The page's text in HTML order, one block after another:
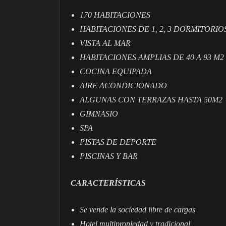
170 HABITACIONES
HABITACIONES DE 1, 2, 3
VISTA AL MAR
HABITACIONES AMPLIAS DE 40 A 93 M2
COCINA EQUIPADA
AIRE ACONDICIONADO
ALGUNAS CON TERRAZAS HASTA 50M2
GIMNASIO
SPA
PISTAS DE DEPORTE
PISCINAS Y BAR
CARACTERÍSTICAS
Se vende la sociedad libre de cargas
Hotel multipropiedad y tradicional